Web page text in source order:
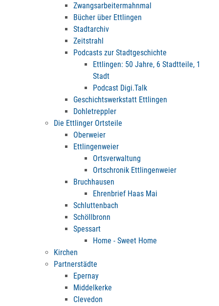
Zwangsarbeitermahnmal
Bücher über Ettlingen
Stadtarchiv
Zeitstrahl
Podcasts zur Stadtgeschichte
Ettlingen: 50 Jahre, 6 Stadtteile, 1
Stadt
Podcast Digi.Talk
Geschichtswerkstatt Ettlingen
Dohletreppler
Die Ettlinger Ortsteile
Oberweier
Ettlingenweier
Ortsverwaltung
Ortschronik Ettlingenweier
Bruchhausen
Ehrenbrief Haas Mai
Schluttenbach
Schöllbronn
Spessart
Home - Sweet Home
Kirchen
Partnerstädte
Epernay
Middelkerke
Clevedon